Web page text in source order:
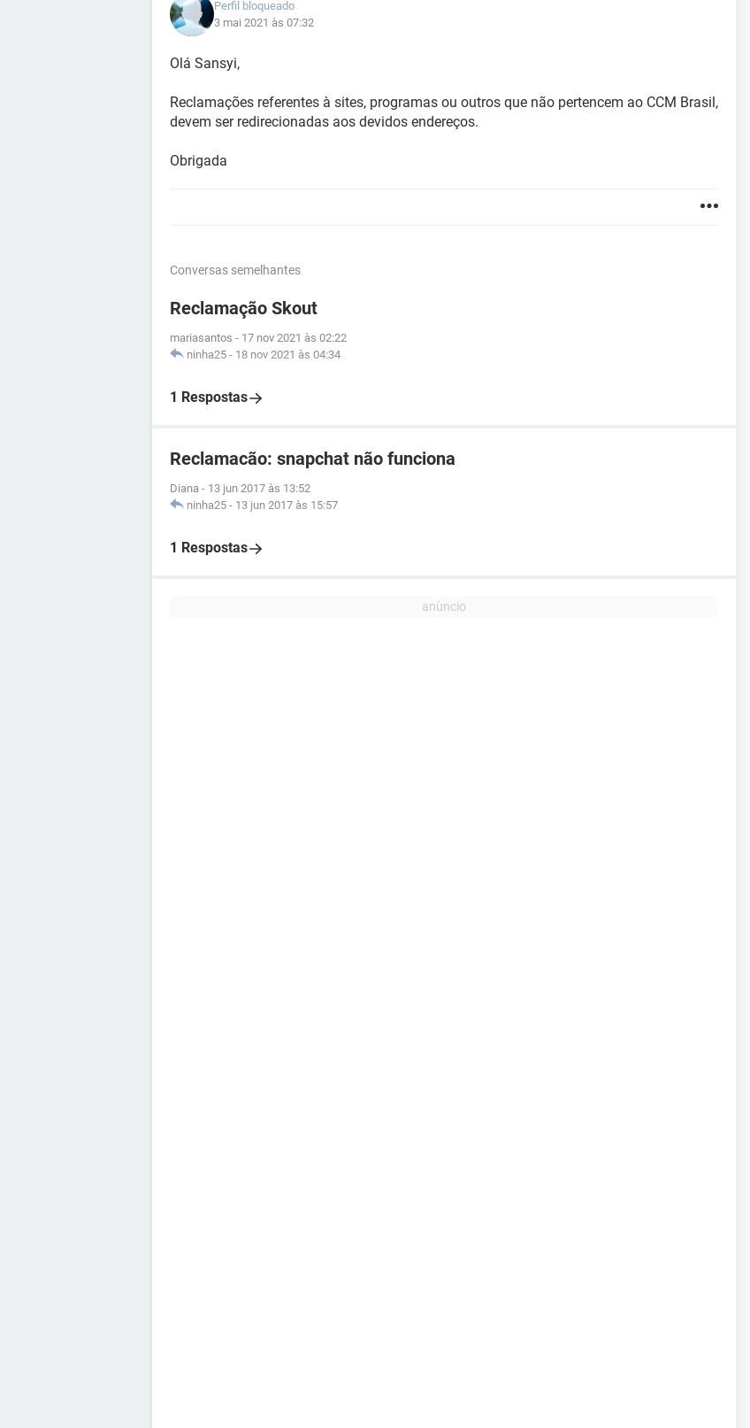
Perfil bloqueado
3 mai 2021 às 07:32
Olá Sansyi,
Reclamações referentes à sites, programas ou outros que não pertencem ao CCM Brasil,
devem ser redirecionadas aos devidos endereços.
Obrigada
Conversas semelhantes
Reclamação Skout
mariasantos - 17 nov 2021 às 02:22
ninha25 - 18 nov 2021 às 04:34
1 Respostas
Reclamacão: snapchat não funciona
Diana - 13 jun 2017 às 13:52
ninha25 - 13 jun 2017 às 15:57
1 Respostas